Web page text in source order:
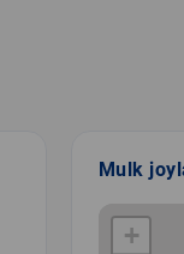
Mulk
+